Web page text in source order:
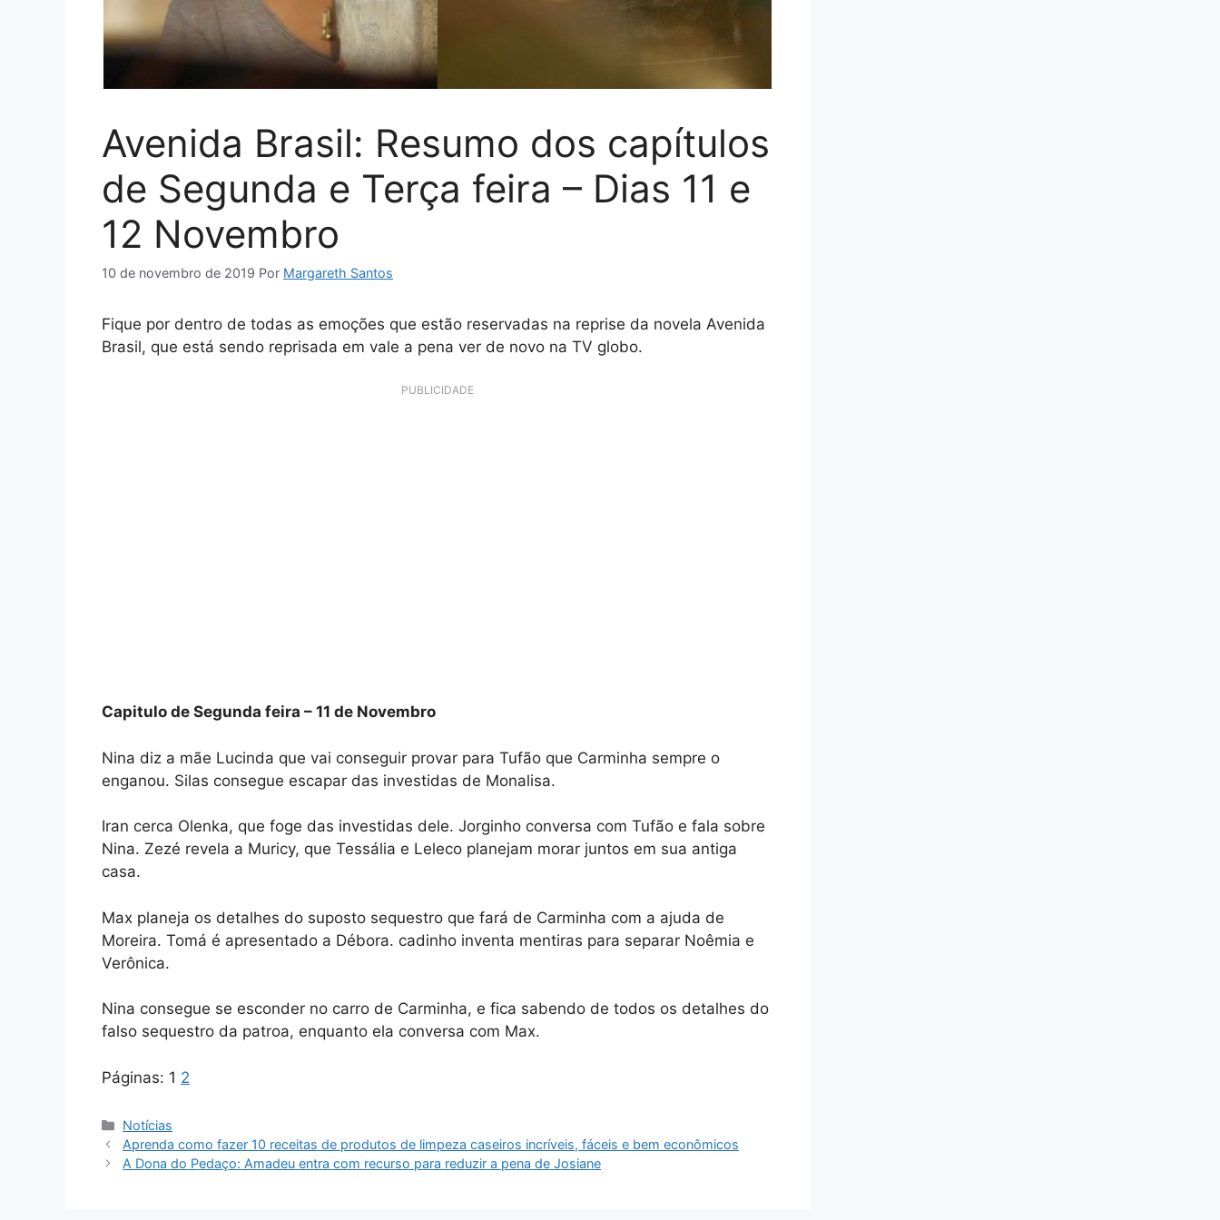
Avenida Brasil: Resumo dos capítulos
de Segunda e Terça feira – Dias 11 e
12 Novembro
10 de novembro de 2019 Por Margareth Santos
Fique por dentro de todas as emoções que estão reservadas na reprise da novela Avenida
Brasil, que está sendo reprisada em vale a pena ver de novo na TV globo.
PUBLICIDADE
Capitulo de Segunda feira – 11 de Novembro
Nina diz a mãe Lucinda que vai conseguir provar para Tufão que Carminha sempre o
enganou. Silas consegue escapar das investidas de Monalisa.
Iran cerca Olenka, que foge das investidas dele. Jorginho conversa com Tufão e fala sobre
Nina. Zezé revela a Muricy, que Tessália e Leleco planejam morar juntos em sua antiga
casa.
Max planeja os detalhes do suposto sequestro que fará de Carminha com a ajuda de
Moreira. Tomá é apresentado a Débora. cadinho inventa mentiras para separar Noêmia e
Verônica.
Nina consegue se esconder no carro de Carminha, e fica sabendo de todos os detalhes do
falso sequestro da patroa, enquanto ela conversa com Max.
Páginas: 1 2
Categorias
Notícias
Aprenda como fazer 10 receitas de produtos de limpeza caseiros incríveis, fáceis e bem econômicos
A Dona do Pedaço: Amadeu entra com recurso para reduzir a pena de Josiane